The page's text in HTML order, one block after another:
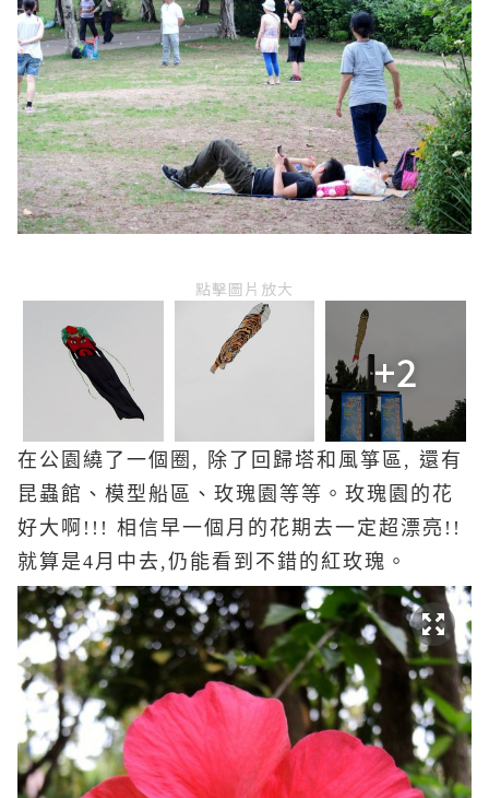
點擊圖片放大
+2
在公園繞了一個圈, 除了回歸塔和風箏區, 還有
昆蟲館、模型船區、玫瑰園等等。玫瑰園的花
好大啊!!! 相信早一個月的花期去一定超漂亮!!
就算是4月中去,仍能看到不錯的紅玫瑰。